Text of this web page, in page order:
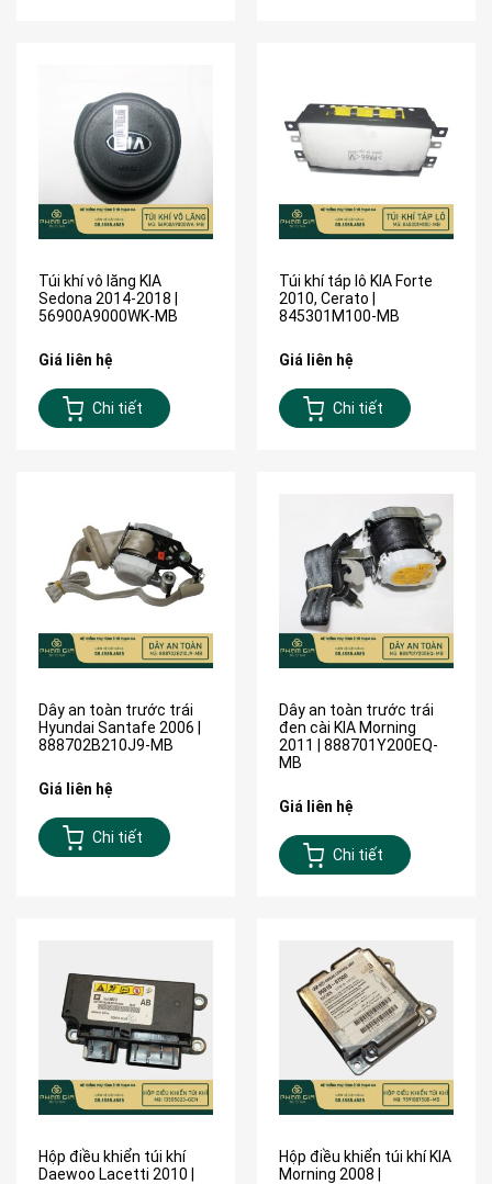
Túi khí vô lăng KIA
Sedona 2014-2018 |
56900A9000WK-MB
Giá liên hệ
Chi tiết
Túi khí táp lô KIA Forte
2010, Cerato |
845301M100-MB
Giá liên hệ
Chi tiết
Dây an toàn trước trái
Hyundai Santafe 2006 |
888702B210J9-MB
Giá liên hệ
Chi tiết
Dây an toàn trước trái
đen cài KIA Morning
2011 | 888701Y200EQ-
MB
Giá liên hệ
Chi tiết
Hộp điều khiển túi khí
Daewoo Lacetti 2010 |
Hộp điều khiển túi khí KIA
Morning 2008 |